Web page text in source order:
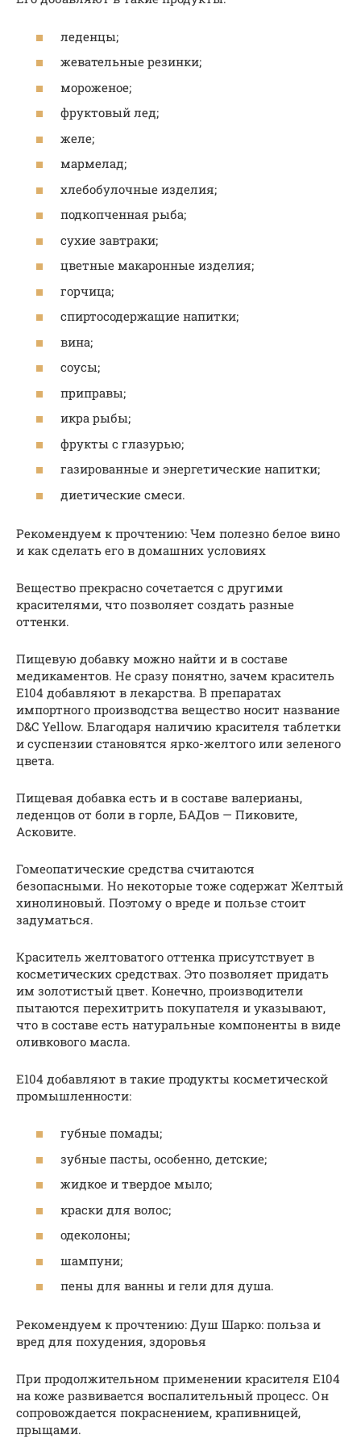
леденцы;
жевательные резинки;
мороженое;
фруктовый лед;
желе;
мармелад;
хлебобулочные изделия;
подкопченная рыба;
сухие завтраки;
цветные макаронные изделия;
горчица;
спиртосодержащие напитки;
вина;
соусы;
приправы;
икра рыбы;
фрукты с глазурью;
газированные и энергетические напитки;
диетические смеси.
Рекомендуем к прочтению: Чем полезно белое вино
и как сделать его в домашних условиях
Вещество прекрасно сочетается с другими
красителями, что позволяет создать разные
оттенки.
Пищевую добавку можно найти и в составе
медикаментов. Не сразу понятно, зачем краситель
Е104 добавляют в лекарства. В препаратах
импортного производства вещество носит название
D&C Yellow. Благодаря наличию красителя таблетки
и суспензии становятся ярко-желтого или зеленого
цвета.
Пищевая добавка есть и в составе валерианы,
леденцов от боли в горле, БАДов — Пиковите,
Асковите.
Гомеопатические средства считаются
безопасными. Но некоторые тоже содержат Желтый
хинолиновый. Поэтому о вреде и пользе стоит
задуматься.
Краситель желтоватого оттенка присутствует в
косметических средствах. Это позволяет придать
им золотистый цвет. Конечно, производители
пытаются перехитрить покупателя и указывают,
что в составе есть натуральные компоненты в виде
оливкового масла.
Е104 добавляют в такие продукты косметической
промышленности:
губные помады;
зубные пасты, особенно, детские;
жидкое и твердое мыло;
краски для волос;
одеколоны;
шампуни;
пены для ванны и гели для душа.
Рекомендуем к прочтению: Душ Шарко: польза и
вред для похудения, здоровья
При продолжительном применении красителя Е104
на коже развивается воспалительный процесс. Он
сопровождается покраснением, крапивницей,
прыщами.